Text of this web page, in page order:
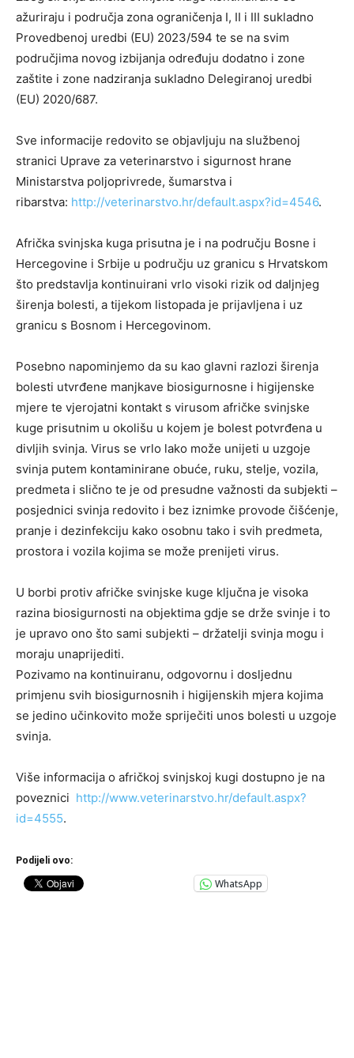
ažuriraju i područja zona ograničenja I, II i III sukladno
Provedbenoj uredbi (EU) 2023/594 te se na svim
područjima novog izbijanja određuju dodatno i zone
zaštite i zone nadziranja sukladno Delegiranoj uredbi
(EU) 2020/687.
Sve informacije redovito se objavljuju na službenoj
stranici Uprave za veterinarstvo i sigurnost hrane
Ministarstva poljoprivrede, šumarstva i
ribarstva: http://veterinarstvo.hr/default.aspx?id=4546.
Afrička svinjska kuga prisutna je i na području Bosne i
Hercegovine i Srbije u području uz granicu s Hrvatskom
što predstavlja kontinuirani vrlo visoki rizik od daljnjeg
širenja bolesti, a tijekom listopada je prijavljena i uz
granicu s Bosnom i Hercegovinom.
Posebno napominjemo da su kao glavni razlozi širenja
bolesti utvrđene manjkave biosigurnosne i higijenske
mjere te vjerojatni kontakt s virusom afričke svinjske
kuge prisutnim u okolišu u kojem je bolest potvrđena u
divljih svinja. Virus se vrlo lako može unijeti u uzgoje
svinja putem kontaminirane obuće, ruku, stelje, vozila,
predmeta i slično te je od presudne važnosti da subjekti –
posjednici svinja redovito i bez iznimke provode čišćenje,
pranje i dezinfekciju kako osobnu tako i svih predmeta,
prostora i vozila kojima se može prenijeti virus.
U borbi protiv afričke svinjske kuge ključna je visoka
razina biosigurnosti na objektima gdje se drže svinje i to
je upravo ono što sami subjekti – držatelji svinja mogu i
moraju unaprijediti.
Pozivamo na kontinuiranu, odgovornu i dosljednu
primjenu svih biosigurnosnih i higijenskih mjera kojima
se jedino učinkovito može spriječiti unos bolesti u uzgoje
svinja.
Više informacija o afričkoj svinjskoj kugi dostupno je na
poveznici http://www.veterinarstvo.hr/default.aspx?
id=4555.
Podijeli ovo:
WhatsApp